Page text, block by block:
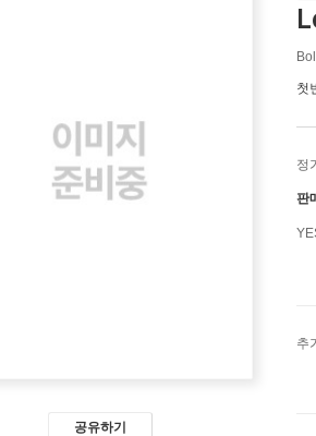
공유하기
첫
정
판
추